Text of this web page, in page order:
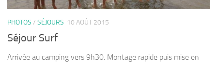
PHOTOS / SÉJOURS 10 AOÛT 2015
Séjour Surf
Arrivée au camping vers 9h30. Montage rapide puis mise en